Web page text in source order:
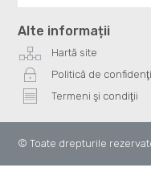
Alte informații
Hartă site
Politică de
Termeni şi condiţii
© Toate drepturile